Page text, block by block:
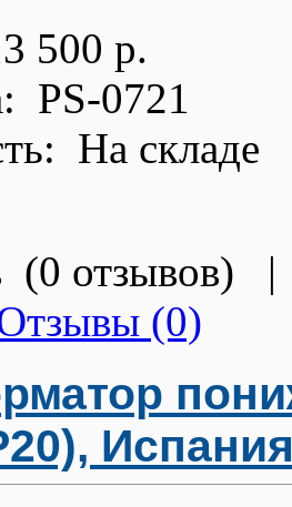
500 р.
PS-0721
На складе
(0 отзывов) |
(0)